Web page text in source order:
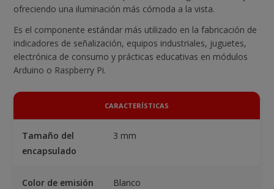
ofreciendo una iluminación más cómoda a la vista.
Es el componente estándar más utilizado en la fabricación de
indicadores de señalización, equipos industriales, juguetes,
electrónica de consumo y prácticas educativas en módulos
Arduino o Raspberry Pi.
CARACTERÍSTICAS
Tamaño del
encapsulado
3 mm
Color de emisión Blanco